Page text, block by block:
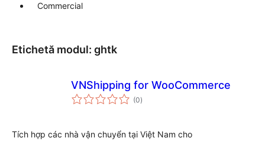
Commercial
Etichetă modul: ghtk
VNShipping for WooCommerce
(0total
aprecieri
)
Tích hợp các nhà vận chuyển tại Việt Nam cho